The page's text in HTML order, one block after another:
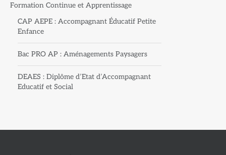
Formation Continue et Apprentissage
CAP AEPE : Accompagnant Éducatif Petite
Enfance
Bac PRO AP : Aménagements Paysagers
DEAES : Diplôme d’Etat d’Accompagnant
Educatif et Social